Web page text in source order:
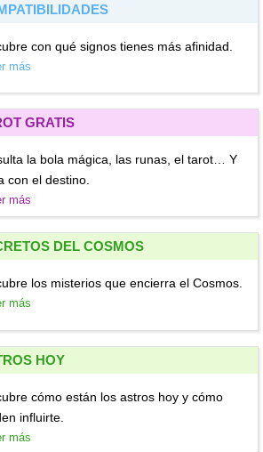
con qué signos tienes más afinidad.
más
GRATIS
la bola mágica, las runas, el tarot… Y
con el destino.
más
DEL COSMOS
los misterios que encierra el Cosmos.
más
HOY
cómo están los astros hoy y cómo
influirte.
más